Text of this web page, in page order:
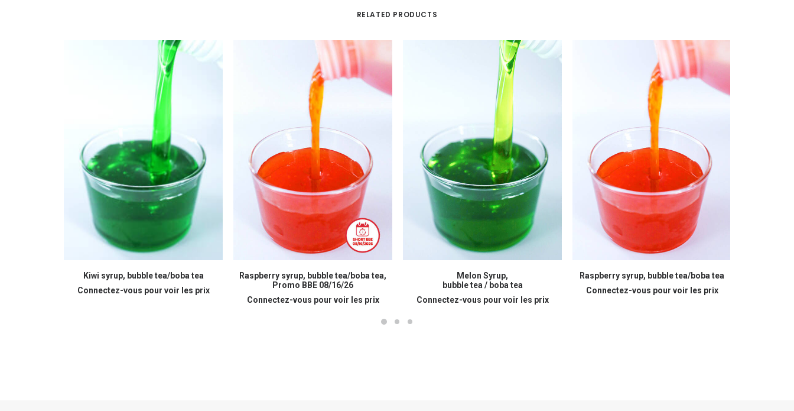
RELATED PRODUCTS
READ MORE
Kiwi syrup, bubble tea/boba tea
Connectez-vous pour voir les prix
READ MORE
Raspberry syrup, bubble tea/boba tea,
Promo BBE 08/16/26
Connectez-vous pour voir les prix
READ MORE
Melon Syrup,
bubble tea / boba tea
Connectez-vous pour voir les prix
READ MORE
Raspberry syrup, bubble tea/boba tea
Connectez-vous pour voir les prix